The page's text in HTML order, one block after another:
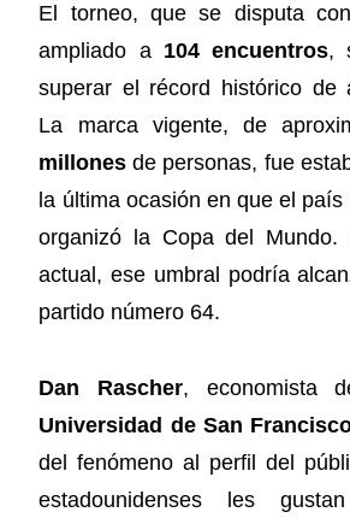
El torneo, que se disputa
ampliado a 104 encuentros,
superar el récord histórico de
La marca vigente, de
millones de personas, fue
la última ocasión en que el
organizó la Copa del Mundo.
actual, ese umbral podría
partido número 64.
Dan Rascher, economista
Universidad de San
del fenómeno al perfil del
estadounidenses les